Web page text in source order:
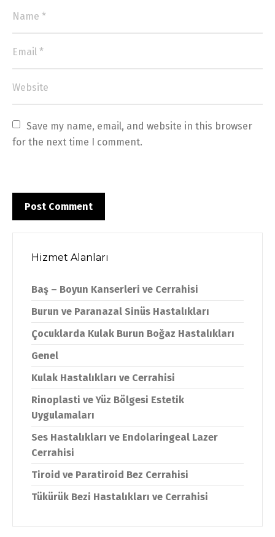
Save my name, email, and website in this browser
for the next time I comment.
Hizmet Alanları
Baş – Boyun Kanserleri ve Cerrahisi
Burun ve Paranazal Sinüs Hastalıkları
Çocuklarda Kulak Burun Boğaz Hastalıkları
Genel
Kulak Hastalıkları ve Cerrahisi
Rinoplasti ve Yüz Bölgesi Estetik
Uygulamaları
Ses Hastalıkları ve Endolaringeal Lazer
Cerrahisi
Tiroid ve Paratiroid Bez Cerrahisi
Tükürük Bezi Hastalıkları ve Cerrahisi